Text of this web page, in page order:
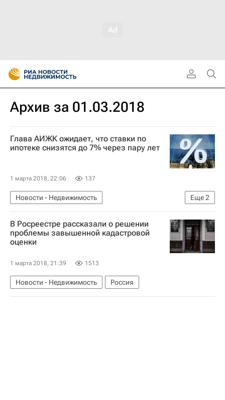
Архив за 01.03.2018
Глава АИЖК ожидает, что ставки по
ипотеке снизятся до 7% через пару лет
1 марта 2018, 22:06 137
Еще2
Новости - Недвижимость
Послание Владимира Путина Федеральному Собранию в 2018 году
Россия
В Росреестре рассказали о решении
проблемы завышенной кадастровой
оценки
1 марта 2018, 21:39 1513
Новости - Недвижимость Россия